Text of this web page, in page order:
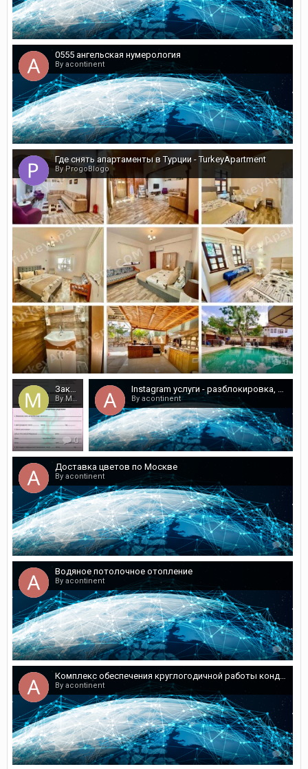
0
0555 ангельская нумерология
By acontinent
0
Где снять апартаменты в Турции - TurkeyApartment
By ProgoBlogo
0
Заказать медсправку по отличной стоимости
By Melaegenavy
0
Instagram услуги - разблокировка, блокировка, верификация аккаунтов!
By acontinent
0
Доставка цветов по Москве
By acontinent
0
Водяное потолочное отопление
By acontinent
0
Комплекс обеспечения круглогодичной работы кондиционеров
By acontinent
0